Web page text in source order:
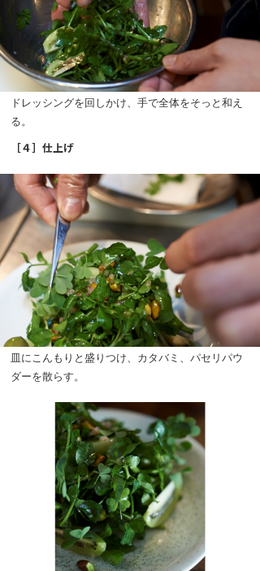
ドレッシングを回しかけ、手で全体をそっと和え
る。
［４］仕上げ
皿にこんもりと盛りつけ、カタバミ、パセリパウ
ダーを散らす。